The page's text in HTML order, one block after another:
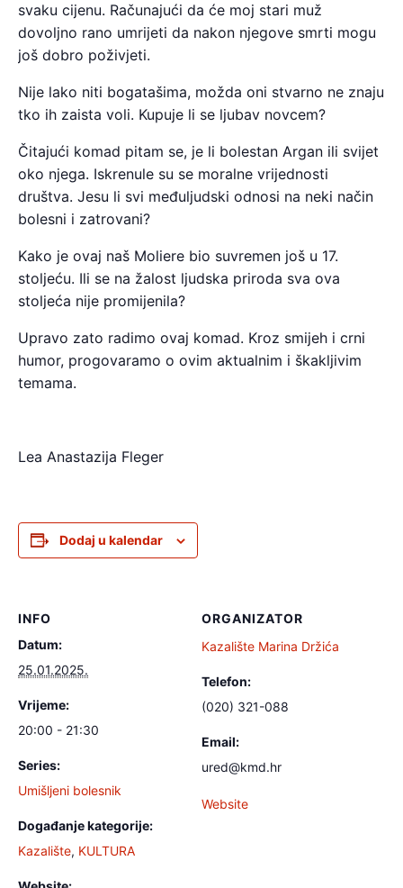
svaku cijenu. Računajući da će moj stari muž
dovoljno rano umrijeti da nakon njegove smrti mogu
još dobro poživjeti.
Nije lako niti bogatašima, možda oni stvarno ne znaju
tko ih zaista voli. Kupuje li se ljubav novcem?
Čitajući komad pitam se, je li bolestan Argan ili svijet
oko njega. Iskrenule su se moralne vrijednosti
društva. Jesu li svi međuljudski odnosi na neki način
bolesni i zatrovani?
Kako je ovaj naš Moliere bio suvremen još u 17.
stoljeću. Ili se na žalost ljudska priroda sva ova
stoljeća nije promijenila?
Upravo zato radimo ovaj komad. Kroz smijeh i crni
humor, progovaramo o ovim aktualnim i škakljivim
temama.
Lea Anastazija Fleger
Dodaj u kalendar
INFO
Datum:
25.01.2025.
Vrijeme:
20:00 - 21:30
Series:
Umišljeni bolesnik
Događanje kategorije:
Kazalište, KULTURA
ORGANIZATOR
Kazalište Marina Držića
Telefon:
(020) 321-088‎
Email:
ured@kmd.hr
Website